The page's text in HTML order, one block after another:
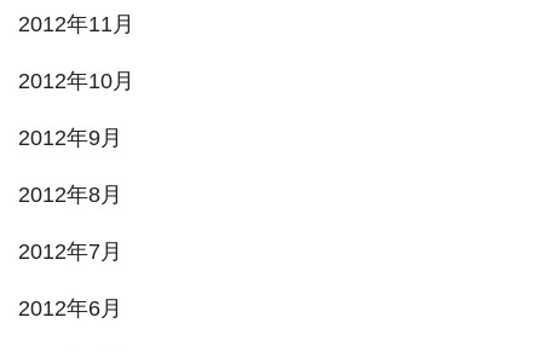
2012年11月
2012年10月
2012年9月
2012年8月
2012年7月
2012年6月